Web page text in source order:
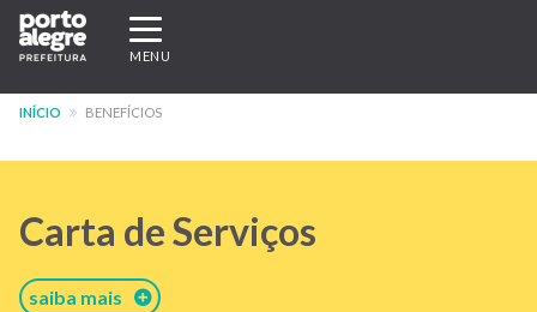
Pular
para
conteúdo
Expandir/recolher
navegação
MENU
INÍCIO BENEFÍCIOS
Carta de Serviços
saiba mais